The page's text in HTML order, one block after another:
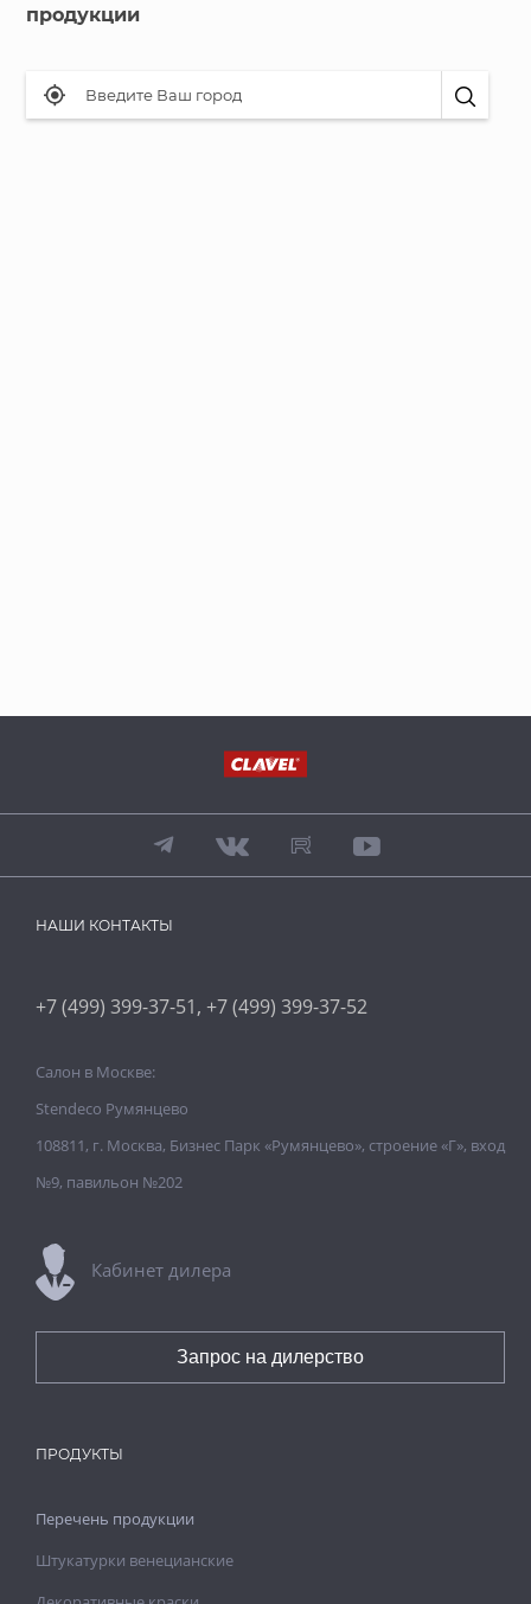
продукции
ПРОДУКТЫ
Перечень продукции
Штукатурки венецианские
НАШИ КОНТАКТЫ
+7 (499) 399-37-51, +7 (499) 399-37-52
Салон в Москве:
Stendeco Румянцево
108811, г. Москва, Бизнес Парк «Румянцево», строение «Г», вход
№9, павильон №202
Кабинет дилера
Запрос на дилерство